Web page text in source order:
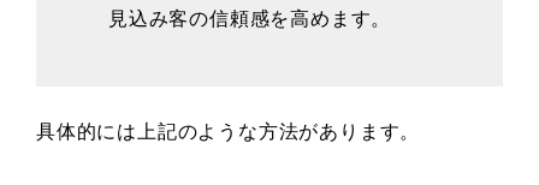
見込み客の信頼感を高めます。
具体的には上記のような方法があります。